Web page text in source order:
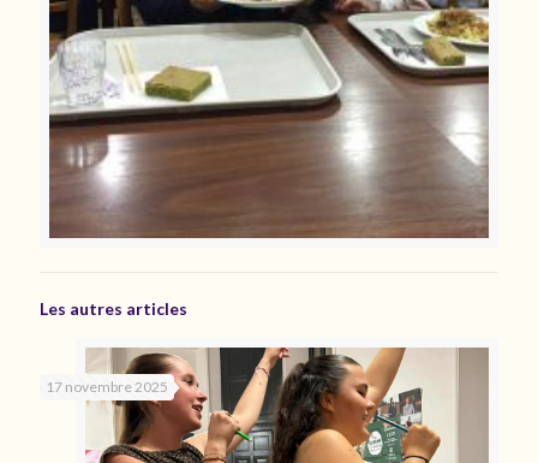
Les autres articles
17 novembre 2025